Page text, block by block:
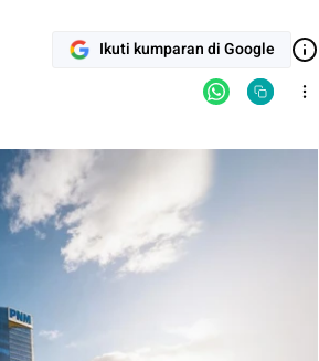
Ikuti kumparan di Google